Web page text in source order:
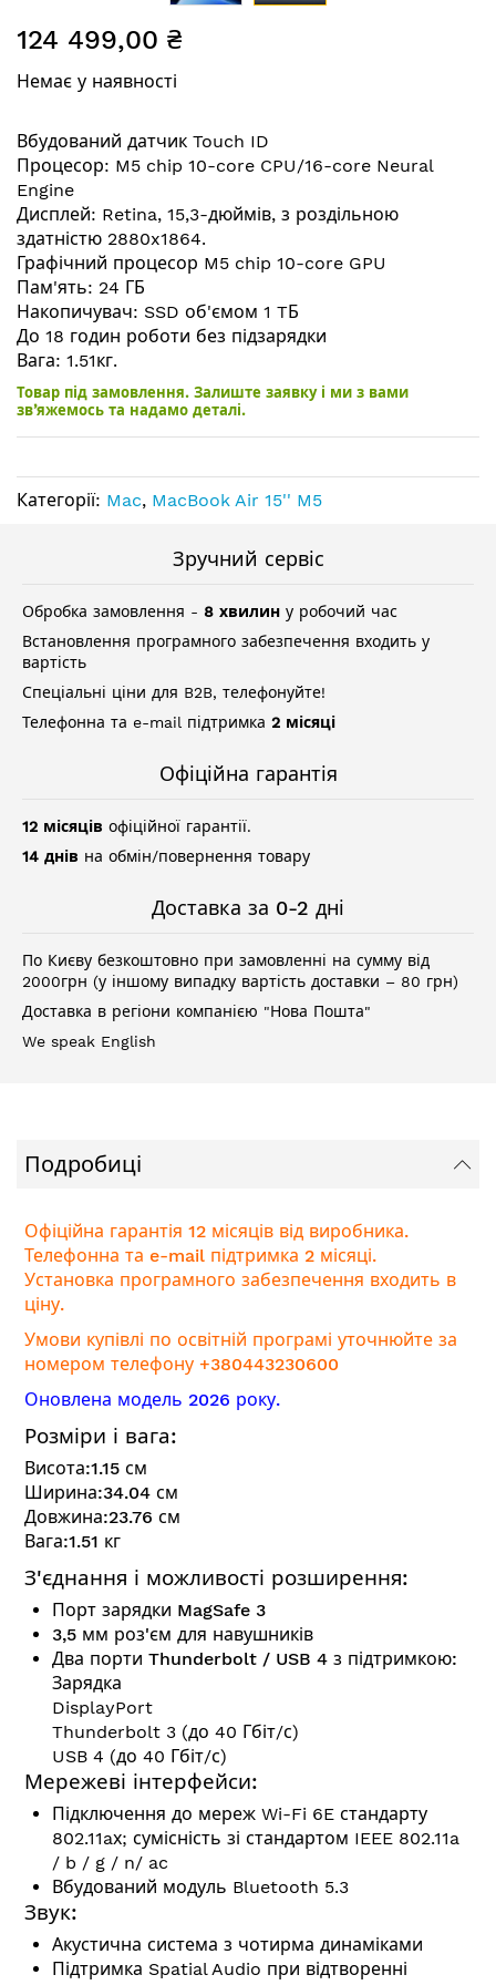
до
галереї
124 499,00 ₴
Немає у наявності
Вбудований датчик Touch ID
Процесор: M5 chip 10-core CPU/16-core Neural
Engine
Дисплей: Retina, 15,3-дюймів, з роздільною
здатністю 2880x1864.
Графічний процесор M5 chip 10-core GPU
Пам'ять: 24 ГБ
Накопичувач: SSD об'ємом 1 TБ
До 18 годин роботи без підзарядки
Вага: 1.51кг.
Товар під замовлення. Залиште заявку і ми з вами
зв’яжемось та надамо деталі.
Категорії: Mac, MacBook Air 15'' M5
Зручний сервіс
Обробка замовлення - 8 хвилин у робочий час
Встановлення програмного забезпечення входить у
вартість
Спеціальні ціни для B2B, телефонуйте!
Телефонна та e-mail підтримка 2 місяці
Офіційна гарантія
12 місяців офіційної гарантії.
14 днів на обмін/повернення товару
Доставка за 0-2 дні
По Києву безкоштовно при замовленні на сумму від
2000грн (у іншому випадку вартість доставки – 80 грн)
Доставка в регіони компанією "Нова Пошта"
We speak English
Подробиці
Офіційна гарантія 12 місяців від виробника.
Телефонна та e-mail підтримка 2 місяці.
Установка програмного забезпечення входить в
ціну.
Умови купівлі по освітній програмі уточнюйте за
номером телефону +380443230600
Оновлена модель 2026 року.
Розміри і вага:
Висота:1.15 см
Ширина:34.04 см
Довжина:23.76 см
Вага:1.51 кг
З'єднання і можливості розширення:
Порт зарядки MagSafe 3
3,5 мм роз'єм для навушників
Два порти Thunderbolt / USB 4 з підтримкою:
Зарядка
DisplayPort
Thunderbolt 3 (до 40 Гбіт/с)
USB 4 (до 40 Гбіт/с)
Мережеві інтерфейси:
Підключення до мереж Wi-Fi 6E стандарту
802.11aх; сумісність зі стандартом IEEE 802.11a
/ b / g / n/ ac
Вбудований модуль Bluetooth 5.3
Звук:
Акустична система з чотирма динаміками
Підтримка Spatial Audio при відтворенні